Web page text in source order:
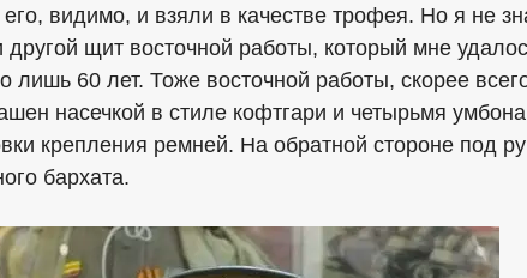
его, видимо, и взяли в качестве трофея. Но я не
щит восточной работы, который мне
лишь 60 лет. Тоже восточной работы, скорее
насечкой в стиле кофтгари и четырьмя
крепления ремней. На обратной стороне под
бархата.